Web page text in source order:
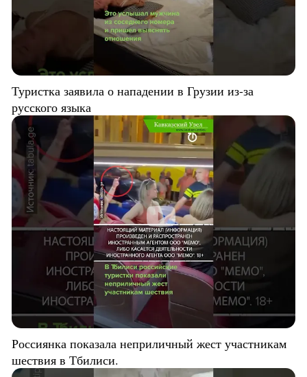
Туристка заявила о нападении в Грузии из-за
русского языка
Россиянка показала неприличный жест участникам
шествия в Тбилиси.